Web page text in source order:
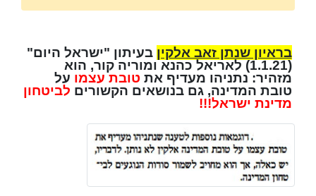
בראיון שנתן זאב אלקין בעיתון "ישראל היום"
(1.1.21) לאריאל כהנא ומוריה קור, הוא
מזהיר: נתניהו מעדיף את טובת עצמו על
טובת המדינה, גם בנושאים הקשורים לביטחון
מדינת ישראל!!!